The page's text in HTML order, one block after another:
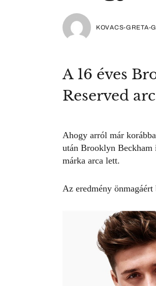
KOVACS-GRETA-
A 16 éves
Reserved
Ahogy arról már
után Brooklyn Beckham
márka arca lett.
Az eredmény